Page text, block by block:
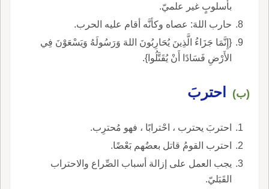
بأسلوبٍ غير علميّ.
حارب اللهَ: عصاه وكأنَّه أقام عليه الحرب.
{إِنَّمَا جَزَاءُ الَّذِينَ يُحَارِبُونَ اللهَ وَرَسُولَهُ وَيَسْعَوْنَ فِي
الأَرْضِ فَسَادًا أَنْ يُقَتَّلُوا}.
(ب) احتربَ
احتربَ يحترب ، احْترابًا ، فهو مُحترِب.
احترب القومُ قاتل بعضُهم بَعْضًا.
يجب العمل على إزالة أسباب الصِّراع والاحتراب
القَبَليّ.